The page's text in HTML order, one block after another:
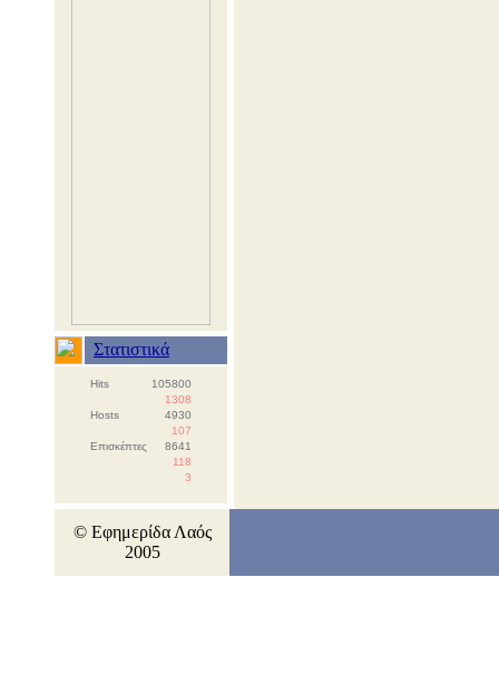
Στατιστικά
Hits
105800
1308
Hosts
4930
107
Επισκέπτες
8641
118
3
© Εφημερίδα Λαός
2005